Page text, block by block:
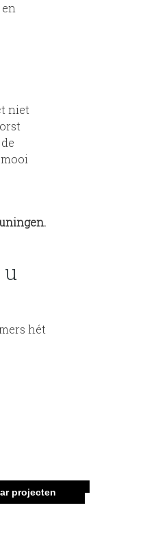
niet
hét
projecten